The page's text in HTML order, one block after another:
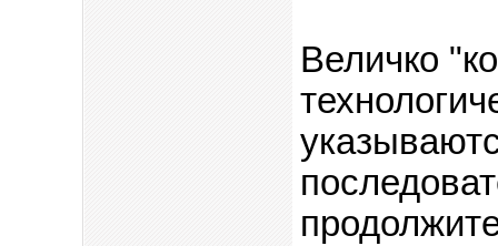
Величко